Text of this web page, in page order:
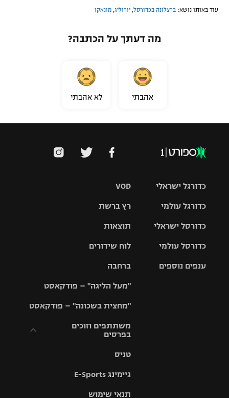
עוד באותו נושא: ברצלונה בכדורסל יורוליג מונאקו
מה דעתך על הכתבה?
אהבתי לא אהבתי
VOD
רץ ברשת
תוצאות
לוח שידורים
ברחבה
"מעל הליגה" – פודקאסט
"מחצית בשכונה" – פודקאסט
משתתפים וזוכים
בפרסים
וזוכים בפרסים
תקנון עבור פעילות
טניס
גיימינג E-Sports
תנאי שימוש
כדורגל ישראלי
גביע הטוטו
כדורגל עולמי
האלופות
ליגה
כדורסל ישראלי
סל
כדורסל עולמי
ענפים נוספים